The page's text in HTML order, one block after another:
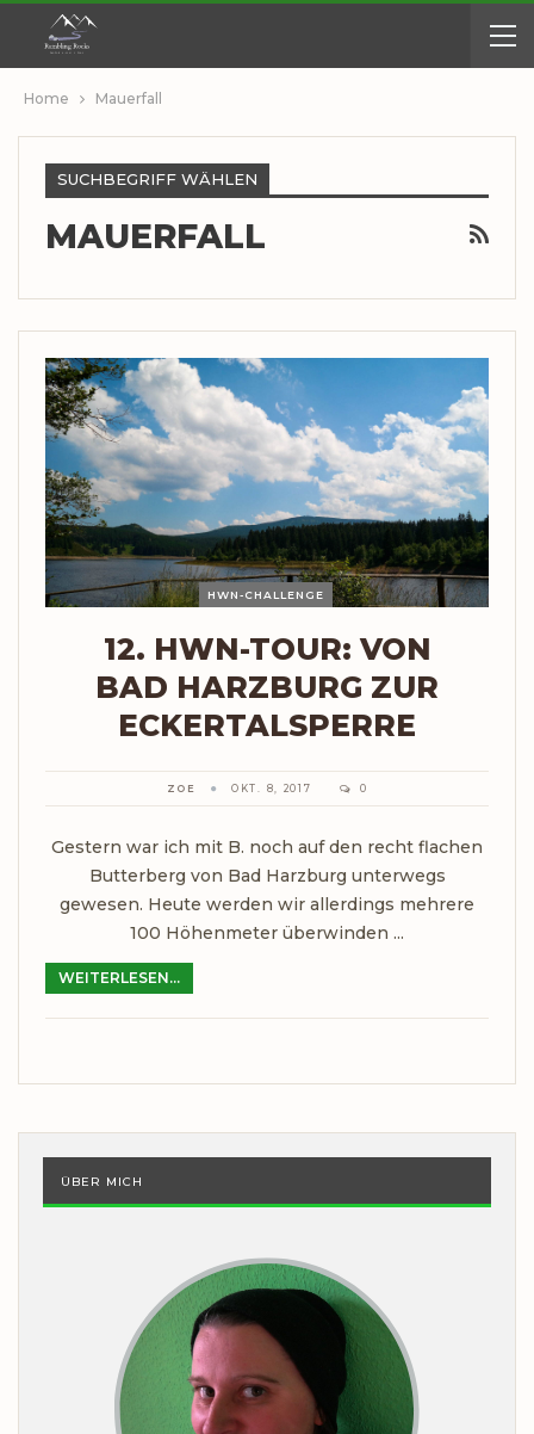
Home Mauerfall
SUCHBEGRIFF WÄHLEN
MAUERFALL
HWN-CHALLENGE
12. HWN-TOUR: VON
BAD HARZBURG ZUR
ECKERTALSPERRE
ZOE OKT. 8, 2017 0
Gestern war ich mit B. noch auf den recht flachen
Butterberg von Bad Harzburg unterwegs
gewesen. Heute werden wir allerdings mehrere
100 Höhenmeter überwinden ...
WEITERLESEN...
ÜBER MICH